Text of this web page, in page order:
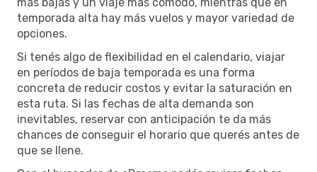
temporada alta hay más vuelos y mayor variedad de
opciones.
Si tenés algo de flexibilidad en el calendario, viajar
en períodos de baja temporada es una forma
concreta de reducir costos y evitar la saturación en
esta ruta. Si las fechas de alta demanda son
inevitables, reservar con anticipación te da más
chances de conseguir el horario que querés antes de
que se llene.